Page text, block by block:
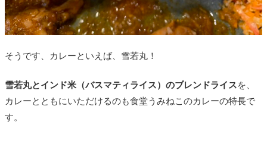
そうです、カレーといえば、雪若丸！
雪若丸とインド米（バスマティライス）のブレンドライスを、
カレーとともにいただけるのも食堂うみねこのカレーの特長で
す。